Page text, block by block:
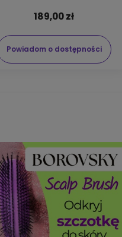
189,00 zł
Powiadom o dostępności